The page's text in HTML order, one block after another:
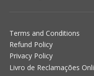
Terms and Conditions
Refund Policy
Privacy Policy
Livro de Reclamações